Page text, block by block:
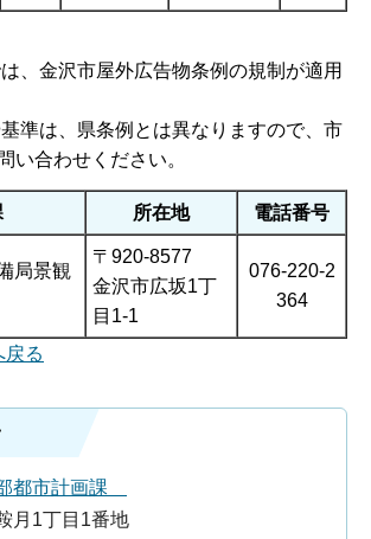
、金沢市屋外広告物条例の規制が適用
準は、県条例とは異なりますので、市
い合わせください。
所在地 電話番号
局景観
〒920-8577
金沢市広坂1丁
目1-1
076-220-2
364
戻る
都市計画課
月1丁目1番地